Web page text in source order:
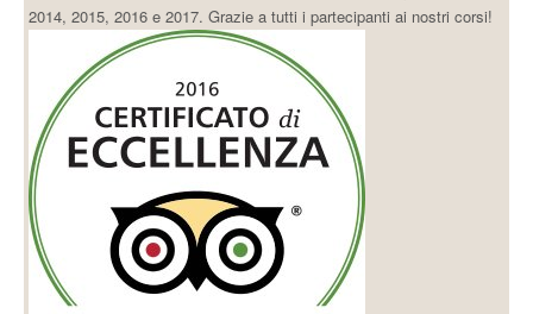
2014, 2015, 2016 e 2017. Grazie a tutti i partecipanti ai nostri corsi!